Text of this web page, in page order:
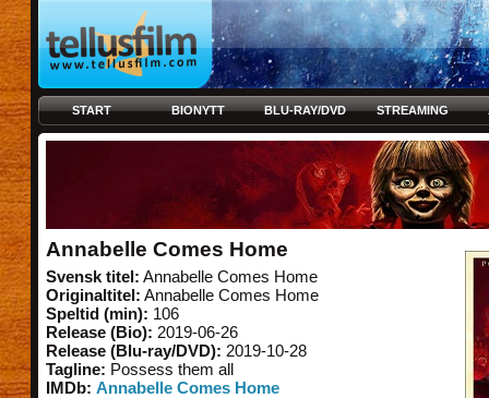
START BIONYTT BLU-RAY/DVD STREAMING
Annabelle Comes Home
Svensk titel: Annabelle Comes Home
Originaltitel: Annabelle Comes Home
Speltid (min): 106
Release (Bio): 2019-06-26
Release (Blu-ray/DVD): 2019-10-28
Tagline: Possess them all
IMDb: Annabelle Comes Home